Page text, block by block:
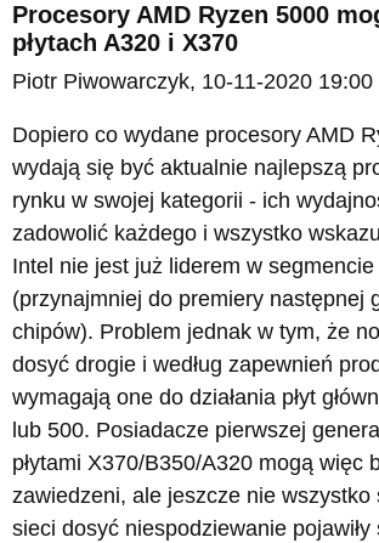
Procesory AMD Ryzen 5000
płytach A320 i X370
Piotr Piwowarczyk, 10-11-2020 19:00
Dopiero co wydane procesory AMD
wydają się być aktualnie najlepszą
rynku w swojej kategorii - ich
zadowolić każdego i wszystko
Intel nie jest już liderem w
(przynajmniej do premiery następnej
chipów). Problem jednak w tym, że
dosyć drogie i według zapewnień
wymagają one do działania płyt
lub 500. Posiadacze pierwszej
płytami X370/B350/A320 mogą więc
zawiedzeni, ale jeszcze nie wszystko
sieci dosyć niespodziewanie pojawiły